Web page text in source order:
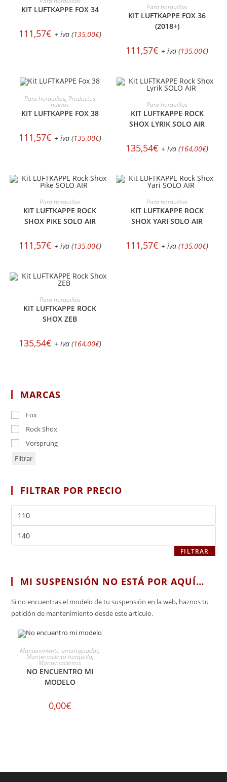
KIT LUFTKAPPE FOX 34
111,57€ + iva (135,00€)
AÑADIR AL CARRITO
Para horquillas
KIT LUFTKAPPE FOX 36
(2018+)
111,57€ + iva (135,00€)
MÁS INFORMACIÓN
Para horquillas,Productos
nuevos
KIT LUFTKAPPE FOX 38
111,57€ + iva (135,00€)
AÑADIR AL CARRITO
Para horquillas
KIT LUFTKAPPE ROCK
SHOX LYRIK SOLO AIR
135,54€ + iva (164,00€)
AÑADIR AL CARRITO
Para horquillas
KIT LUFTKAPPE ROCK
SHOX PIKE SOLO AIR
111,57€ + iva (135,00€)
AÑADIR AL CARRITO
Para horquillas
KIT LUFTKAPPE ROCK
SHOX YARI SOLO AIR
111,57€ + iva (135,00€)
AÑADIR AL CARRITO
Para horquillas
KIT LUFTKAPPE ROCK
SHOX ZEB
135,54€ + iva (164,00€)
MARCAS
Fox
Rock Shox
Vorsprung
Filtrar
FILTRAR POR PRECIO
FILTRAR
MI SUSPENSIÓN NO ESTÁ POR AQUÍ…
Si no encuentras el modelo de tu suspensión en la web, haznos tu
petición de mantenimiento desde este artículo.
SELECCIONAR OPCIONES
Mantenimiento amortiguador,
Mantenimiento horquilla,
Mantenimientos
NO ENCUENTRO MI
MODELO
0,00€